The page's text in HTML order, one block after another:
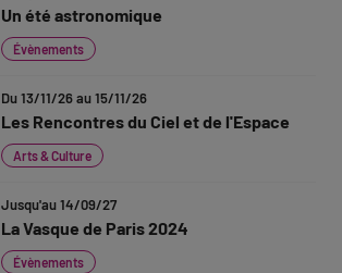
Un été astronomique
Évènements
Du 13/11/26 au 15/11/26
Les Rencontres du Ciel et de l'Espace
Arts & Culture
Jusqu'au 14/09/27
La Vasque de Paris 2024
Évènements